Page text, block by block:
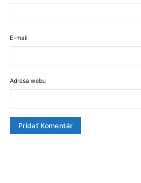
E-mail
Adresa webu